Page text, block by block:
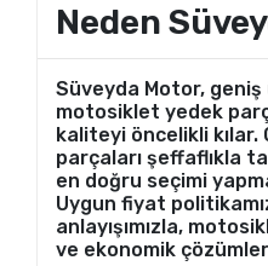
Neden
Süveyda Motor,
motosiklet yedek
kaliteyi öncelikli kılar.
parçaları şeffaflıkla
en doğru seçimi
Uygun fiyat
anlayışımızla,
ve ekonomik